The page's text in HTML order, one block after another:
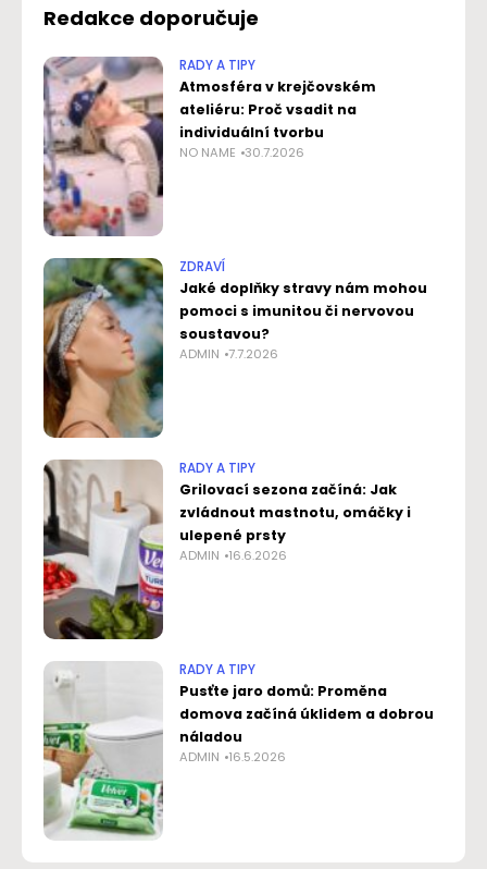
Redakce doporučuje
RADY A TIPY
Atmosféra v krejčovském
ateliéru: Proč vsadit na
individuální tvorbu
NO NAME 30.7.2026
ZDRAVÍ
Jaké doplňky stravy nám mohou
pomoci s imunitou či nervovou
soustavou?
ADMIN 7.7.2026
RADY A TIPY
Grilovací sezona začíná: Jak
zvládnout mastnotu, omáčky i
ulepené prsty
ADMIN 16.6.2026
RADY A TIPY
Pusťte jaro domů: Proměna
domova začíná úklidem a dobrou
náladou
ADMIN 16.5.2026